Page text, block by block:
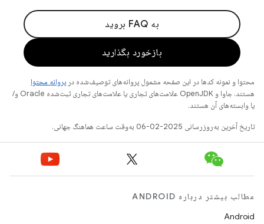
به FAQ بروید
بازخورد بگذارید
محتوا و نمونه کدها در این صفحه مشمول پروانه‌های توصیف‌شده در پروانه محتوا
هستند. جاوا و OpenJDK علامت‌های تجاری یا علامت‌های تجاری ثبت‌شده Oracle و/
یا وابسته‌های آن هستند.
تاریخ آخرین به‌روزرسانی 2025-02-06 به‌وقت ساعت هماهنگ جهانی.
مطالب بیشتر درباره ANDROID
Android